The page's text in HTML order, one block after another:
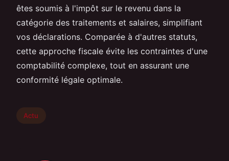
êtes soumis à l'impôt sur le revenu dans la
catégorie des traitements et salaires, simplifiant
vos déclarations. Comparée à d'autres statuts,
cette approche fiscale évite les contraintes d'une
comptabilité complexe, tout en assurant une
conformité légale optimale.
Actu